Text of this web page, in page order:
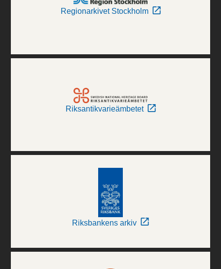
Regionarkivet Stockholm
Riksantikvarieämbetet
Riksbankens arkiv